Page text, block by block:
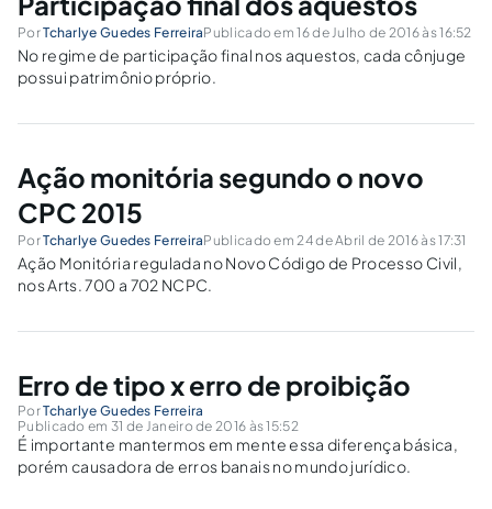
PorTcharlye Guedes FerreiraPublicado em 16 de Julho de 2016 às 16:52
No regime de participação final nos aquestos, cada cônjuge
possui patrimônio próprio.
Ação monitória segundo o novo
CPC 2015
PorTcharlye Guedes FerreiraPublicado em 24 de Abril de 2016 às 17:31
Ação Monitória regulada no Novo Código de Processo Civil,
nos Arts. 700 a 702 NCPC.
Erro de tipo x erro de proibição
PorTcharlye Guedes Ferreira
Publicado em 31 de Janeiro de 2016 às 15:52
É importante mantermos em mente essa diferença básica,
porém causadora de erros banais no mundo jurídico.